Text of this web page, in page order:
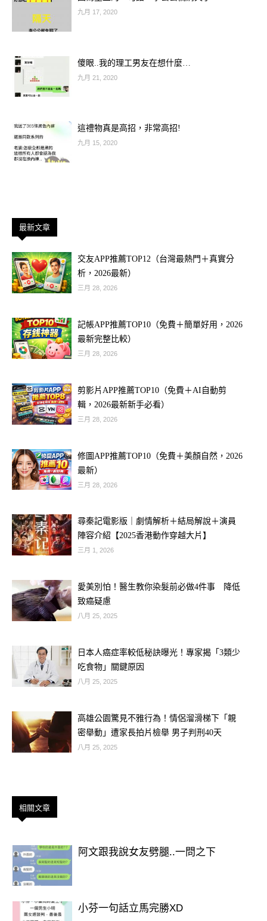
九月 17, 2020
傻眼..我的理工男友在想什麼…
九月 21, 2020
這禮物真是高招，非常高招!
九月 15, 2020
最新文章
交友APP推薦TOP12（台灣最熱門＋真實分
析，2026最新）
三月 28, 2026
記帳APP推薦TOP10（免費＋簡單好用，2026
最新完整比較）
三月 28, 2026
剪影片APP推薦TOP10（免費＋AI自動剪
輯，2026最新新手必看）
三月 28, 2026
修圖APP推薦TOP10（免費＋美顏自然，2026
最新）
三月 28, 2026
尋秦記電影版｜劇情解析＋結局解說＋演員
陣容介紹【2025香港動作穿越大片】
三月 1, 2026
愛美別怕！醫生教你染髮前必做4件事 降低
致癌疑慮
八月 25, 2025
日本人癌症率較低秘訣曝光！專家揭「3類少
吃食物」關鍵原因
八月 25, 2025
高雄公園驚見不雅行為！情侶溜滑梯下「親
密舉動」遭家長拍片檢舉 男子判刑40天
八月 25, 2025
相關文章
阿文跟我說女友劈腿..一問之下
小芬一句話立馬完勝XD